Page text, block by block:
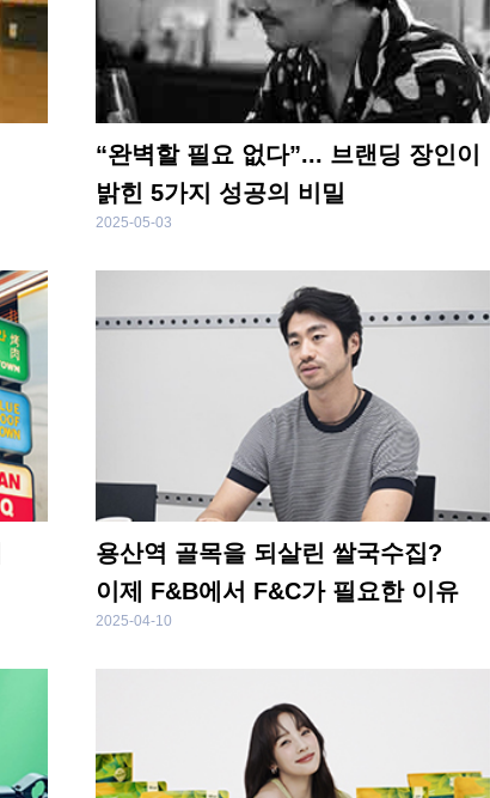
“완벽할 필요 없다”... 브랜딩 장인이
밝힌 5가지 성공의 비밀
2025-05-03
용산역 골목을 되살린 쌀국수집?
이제 F&B에서 F&C가 필요한 이유
2025-04-10